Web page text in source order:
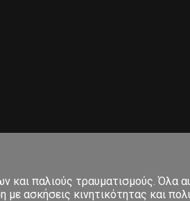
και παλιούς τραυματισμούς. Όλα
ασκήσεις κινητικότητας και